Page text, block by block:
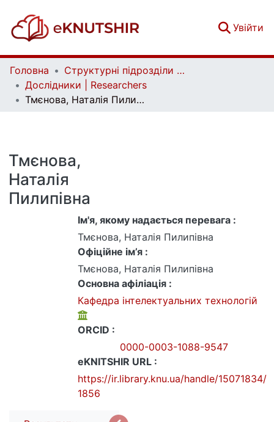
Увійти
Головна
Структурні підрозділи Київського національного університету імені Тараса Шевченка та Організації | Faculties, Institutes and Departments of Taras Shevchenko National University of Kyiv and Organizations
Дослідники | Researchers
Тмєнова, Наталія Пилипівна
Тмєнова,
Наталія
Пилипівна
Ім'я, якому надається перевага :
Тмєнова, Наталія Пилипівна
Офіційне ім’я :
Тмєнова, Наталія Пилипівна
Основна афіліація :
Кафедра інтелектуальних технологій
ORCID :
0000-0003-1088-9547
eKNITSHIR URL :
https://ir.library.knu.ua/handle/15071834/
1856